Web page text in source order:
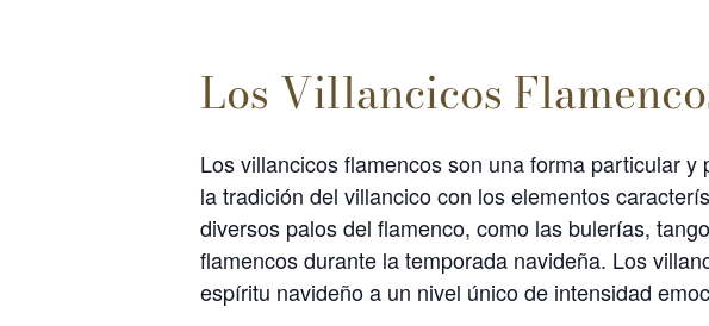
Los Villancicos
Los villancicos flamencos son una forma particular
la tradición del villancico con los elementos
diversos palos del flamenco, como las bulerías,
flamencos durante la temporada navideña. Los
espíritu navideño a un nivel único de intensidad